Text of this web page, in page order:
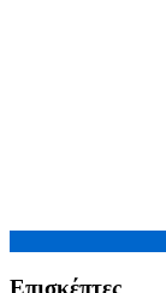
Επισκέπτες